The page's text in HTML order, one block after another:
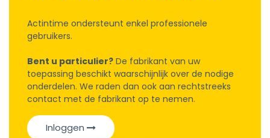
Actintime ondersteunt enkel professionele
gebruikers.
Bent u particulier? De fabrikant van uw
toepassing beschikt waarschijnlijk over de nodige
onderdelen. We raden dan ook aan rechtstreeks
contact met de fabrikant op te nemen.
Inloggen